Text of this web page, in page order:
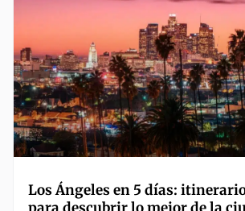
Los Ángeles en 5 días: